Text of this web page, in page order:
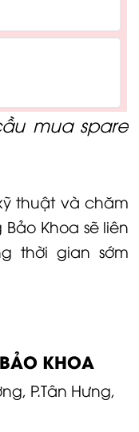
mua spare
thuật và chăm
Bảo Khoa sẽ liên
thời gian sớm
KHOA
P.Tân Hưng,